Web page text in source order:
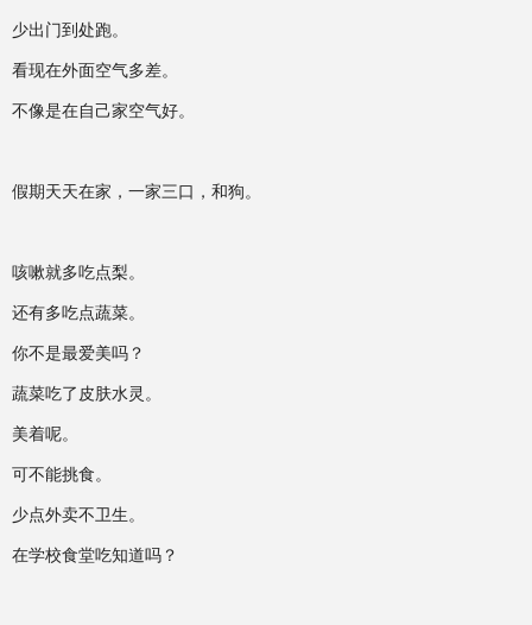
少出门到处跑。
看现在外面空气多差。
不像是在自己家空气好。
假期天天在家，一家三口，和狗。
咳嗽就多吃点梨。
还有多吃点蔬菜。
你不是最爱美吗？
蔬菜吃了皮肤水灵。
美着呢。
可不能挑食。
少点外卖不卫生。
在学校食堂吃知道吗？